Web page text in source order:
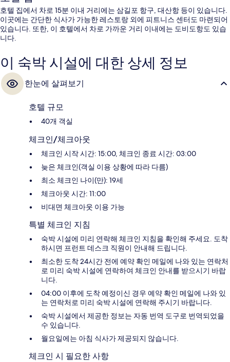
호텔 집에서 차로 15분 이내 거리에는 삼길포 항구, 대산항 등이 있습니다.
이곳에는 간단한 식사가 가능한 레스토랑 외에 피트니스 센터도 마련되어
있습니다. 또한, 이 호텔에서 차로 가까운 거리 이내에는 도비도항도 있습
니다.
이 숙박 시설에 대한 상세 정보
한눈에 살펴보기
호텔 규모
40개 객실
체크인/체크아웃
체크인 시작 시간: 15:00, 체크인 종료 시간: 03:00
늦은 체크인(객실 이용 상황에 따라 다름)
최소 체크인 나이(만): 19세
체크아웃 시간: 11:00
비대면 체크아웃 이용 가능
특별 체크인 지침
숙박 시설에 미리 연락해 체크인 지침을 확인해 주세요. 도착
하시면 프런트 데스크 직원이 안내해 드립니다.
최소한 도착 24시간 전에 예약 확인 메일에 나와 있는 연락처
로 미리 숙박 시설에 연락하여 체크인 안내를 받으시기 바랍
니다.
04:00 이후에 도착 예정이신 경우 예약 확인 메일에 나와 있
는 연락처로 미리 숙박 시설에 연락해 주시기 바랍니다.
숙박 시설에서 제공한 정보는 자동 번역 도구로 번역되었을
수 있습니다.
월요일에는 아침 식사가 제공되지 않습니다.
체크인 시 필요한 사항